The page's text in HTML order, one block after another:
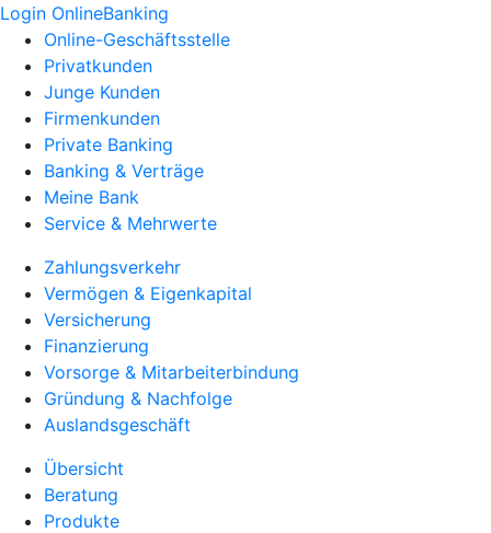
Login OnlineBanking
Online-Geschäftsstelle
Privatkunden
Junge Kunden
Firmenkunden
Private Banking
Banking & Verträge
Meine Bank
Service & Mehrwerte
Zahlungsverkehr
Vermögen & Eigenkapital
Versicherung
Finanzierung
Vorsorge & Mitarbeiterbindung
Gründung & Nachfolge
Auslandsgeschäft
Übersicht
Beratung
Produkte